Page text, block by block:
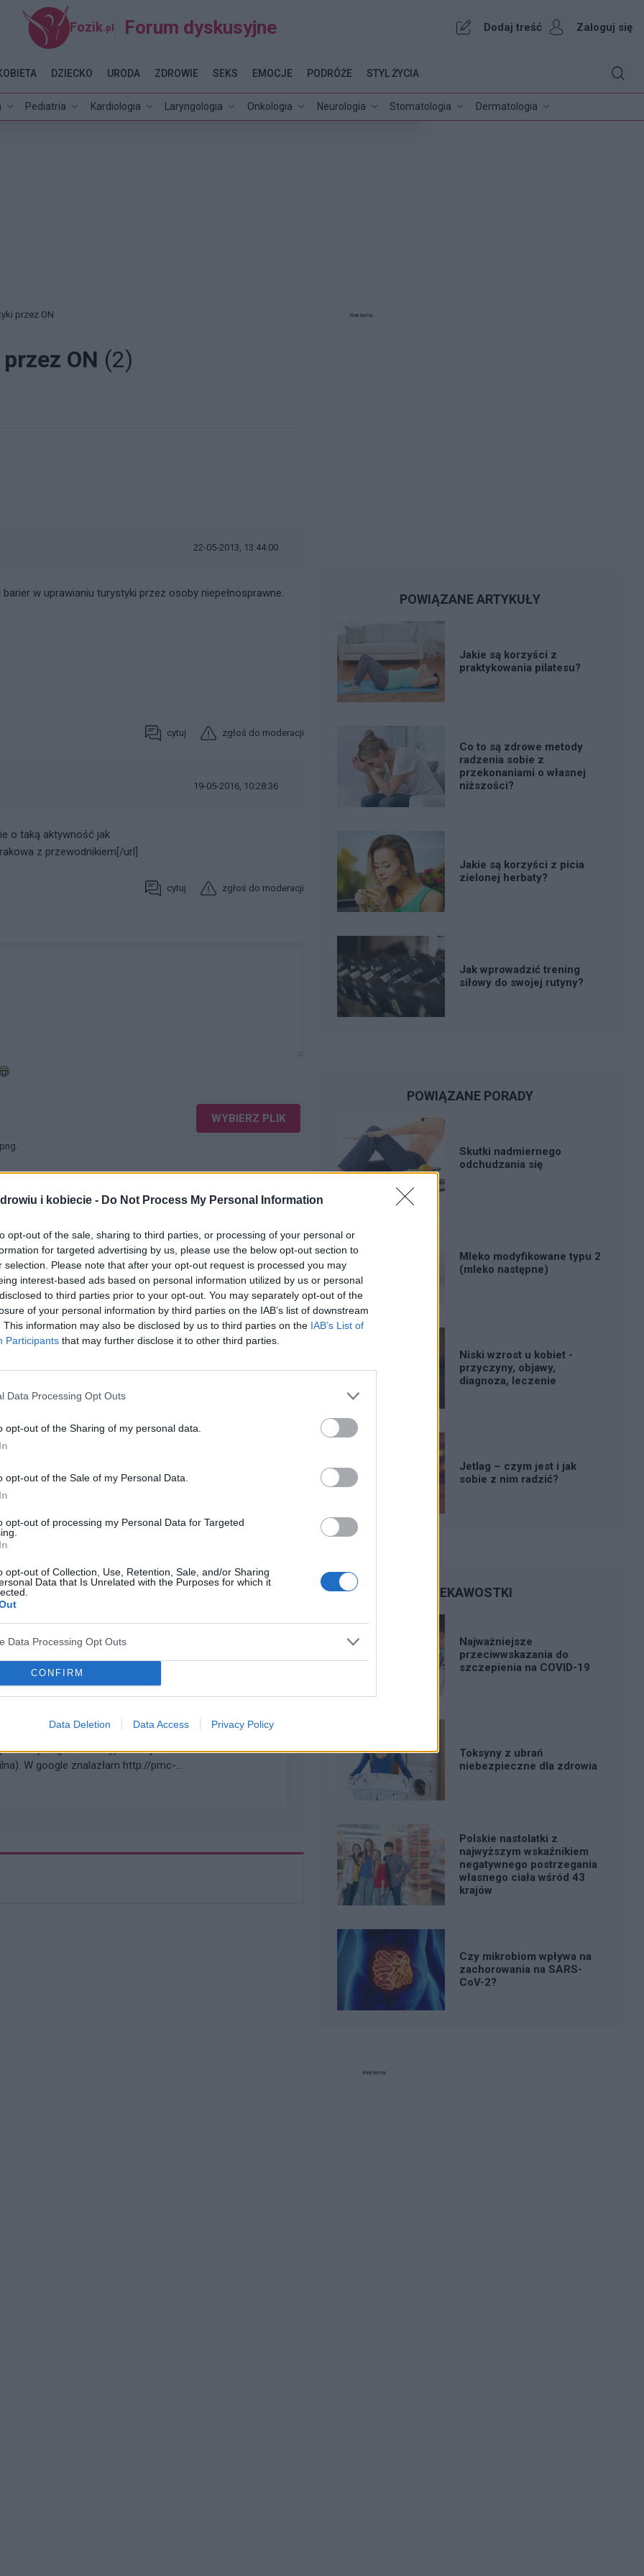
i kobiecie - Do Not Process My Personal Information
opt-out of the sale, sharing to third parties, or processing of your personal or
for targeted advertising by us, please use the below opt-out section to
selection. Please note that after your opt-out request is processed you may
interest-based ads based on personal information utilized by us or personal
to third parties prior to your opt-out. You may separately opt-out of the
of your personal information by third parties on the IAB’s list of downstream
This information may also be disclosed by us to third parties on the IAB’s List of
Participants that may further disclose it to other third parties.
Data Processing Opt Outs
opt-out of the Sharing of my personal data.
opt-out of the Sale of my Personal Data.
opt-out of processing my Personal Data for Targeted
opt-out of Collection, Use, Retention, Sale, and/or Sharing
Data that Is Unrelated with the Purposes for which it
Data Processing Opt Outs
CONFIRM
Data Deletion Data Access Privacy Policy
Fozik .pl Forum dyskusyjne Dodaj treść Zaloguj się
Pediatria Kardiologia Laryngologia Onkologia Neurologia Stomatologia Dermatologia
DZIECKO URODA ZDROWIE SEKS EMOCJE PODRÓŻE STYL ŻYCIA
przez ON
ON (2)
22-05-2013, 13:44:00
w uprawianiu turystyki przez osoby niepełnosprawne.
cytuj zgłoś do moderacji
19-05-2016, 10:28:36
o taką aktywność jak
z przewodnikiem[/url]
cytuj zgłoś do moderacji
WYBIERZ PLIK
WYŚLIJ
i synkiem na kajaki :) zapobiegawczo chciałam
skórę po ukąszeniu komarów i innych owadów... co
znaleźć nic dobrego co opanuje choć trochę
jak jesteśmy w domu to często używamy po
z Wrocławia. Problem jest taki, że w mieście
bardzo co robić. Odprawę mam zrobioną, na lotnisku
pałętać po mieście, wolałabym gdzieś usiąść, może
opcja jaką znalazłam to Apartamenty na
przynajmniej trzymam prosto prawa dlon, dzieki
odliczyc 19%, co przy nedznej rencie ssocjalnej nie
pilnie !!
(powiedzmy) wakacjach z moim dzieckiem i
W google znalazłam http://pmc-
Reklama:
POWIĄZANE ARTYKUŁY
Jakie są korzyści z
praktykowania pilatesu?
Co to są zdrowe metody
radzenia sobie z
przekonaniami o własnej
niższości?
Jakie są korzyści z picia
zielonej herbaty?
Jak wprowadzić trening
siłowy do swojej rutyny?
POWIĄZANE PORADY
Skutki nadmiernego
odchudzania się
Mleko modyfikowane typu 2
(mleko następne)
Niski wzrost u kobiet -
przyczyny, objawy,
diagnoza, leczenie
Jetlag – czym jest i jak
sobie z nim radzić?
CIEKAWOSTKI
Najważniejsze
przeciwwskazania do
szczepienia na COVID-19
Toksyny z ubrań
niebezpieczne dla zdrowia
Polskie nastolatki z
najwyższym wskaźnikiem
negatywnego postrzegania
własnego ciała wśród 43
krajów
Czy mikrobiom wpływa na
zachorowania na SARS-
CoV-2?
Reklama: